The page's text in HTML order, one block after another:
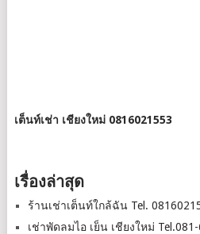
เต็นท์เช่า เชียงใหม่ 0816021553
เรื่องล่าสุด
ร้านเช่าเต็นท์ใกล้ฉัน Tel.
เช่าพัดลมไอ เย็น เชียงใหม่